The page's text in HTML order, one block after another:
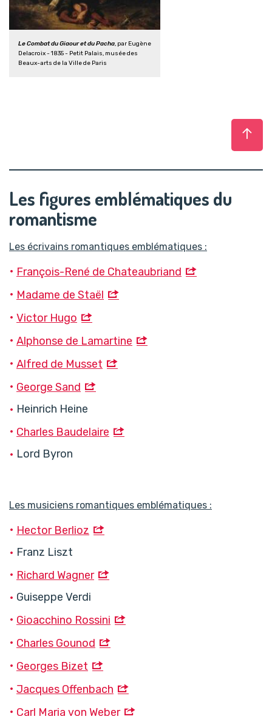
Le Combat du Giaour et du Pacha, par Eugène
Delacroix - 1835 - Petit Palais, musée des
Beaux-arts de la Ville de Paris
Les figures emblématiques du
romantisme
Les écrivains romantiques emblématiques :
François-René de Chateaubriand
Madame de Staël
Victor Hugo
Alphonse de Lamartine
Alfred de Musset
George Sand
Heinrich Heine
Charles Baudelaire
Lord Byron
Les musiciens romantiques emblématiques :
Hector Berlioz
Franz Liszt
Richard Wagner
Guiseppe Verdi
Gioacchino Rossini
Charles Gounod
Georges Bizet
Jacques Offenbach
Carl Maria von Weber